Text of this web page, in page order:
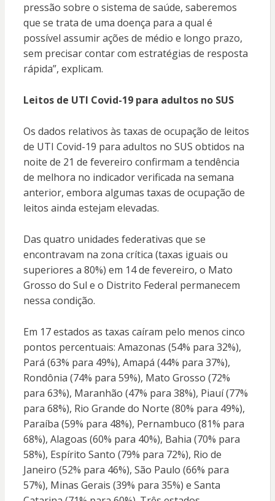
pressão sobre o sistema de saúde, saberemos
que se trata de uma doença para a qual é
possível assumir ações de médio e longo prazo,
sem precisar contar com estratégias de resposta
rápida”, explicam.
Leitos de UTI Covid-19 para adultos no SUS
Os dados relativos às taxas de ocupação de leitos
de UTI Covid-19 para adultos no SUS obtidos na
noite de 21 de fevereiro confirmam a tendência
de melhora no indicador verificada na semana
anterior, embora algumas taxas de ocupação de
leitos ainda estejam elevadas.
Das quatro unidades federativas que se
encontravam na zona crítica (taxas iguais ou
superiores a 80%) em 14 de fevereiro, o Mato
Grosso do Sul e o Distrito Federal permanecem
nessa condição.
Em 17 estados as taxas caíram pelo menos cinco
pontos percentuais: Amazonas (54% para 32%),
Pará (63% para 49%), Amapá (44% para 37%),
Rondônia (74% para 59%), Mato Grosso (72%
para 63%), Maranhão (47% para 38%), Piauí (77%
para 68%), Rio Grande do Norte (80% para 49%),
Paraíba (59% para 48%), Pernambuco (81% para
68%), Alagoas (60% para 40%), Bahia (70% para
58%), Espírito Santo (79% para 72%), Rio de
Janeiro (52% para 46%), São Paulo (66% para
57%), Minas Gerais (39% para 35%) e Santa